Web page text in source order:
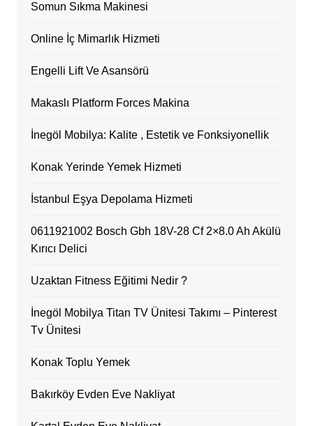
Somun Sıkma Makinesi
Online İç Mimarlık Hizmeti
Engelli Lift Ve Asansörü
Makaslı Platform Forces Makina
İnegöl Mobilya: Kalite , Estetik ve Fonksiyonellik
Konak Yerinde Yemek Hizmeti
İstanbul Eşya Depolama Hizmeti
0611921002 Bosch Gbh 18V-28 Cf 2×8.0 Ah Akülü
Kırıcı Delici
Uzaktan Fitness Eğitimi Nedir ?
İnegöl Mobilya Titan TV Ünitesi Takımı – Pinterest
Tv Ünitesi
Konak Toplu Yemek
Bakırköy Evden Eve Nakliyat